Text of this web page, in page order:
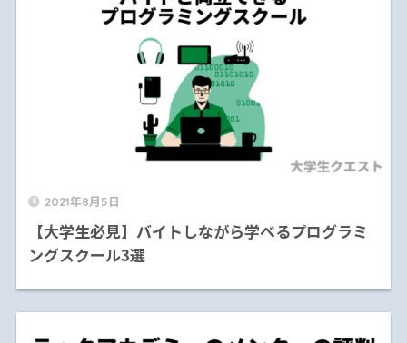
2021年8月5日
【大学生必見】バイトしながら学べるプログラミ
ングスクール3選